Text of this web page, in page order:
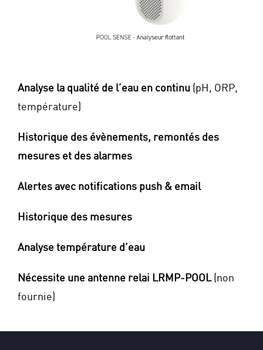
Analyse la qualité de l’eau en continu (pH, ORP,
température)
Historique des évènements, remontés des
mesures et des alarmes
Alertes avec notifications push & email
Historique des mesures
Analyse température d’eau
Nécessite une antenne relai LRMP-POOL(non
fournie)